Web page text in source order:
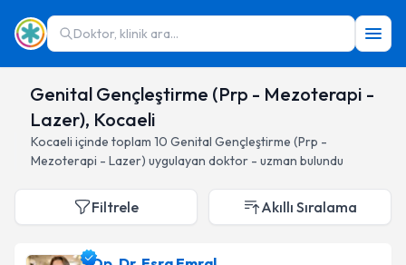
Doktor, klinik ara...
Genital Gençleştirme (Prp - Mezoterapi -
Lazer), Kocaeli
Kocaeli içinde toplam 10 Genital Gençleştirme (Prp -
Mezoterapi - Lazer) uygulayan doktor - uzman bulundu
Filtrele Akıllı Sıralama